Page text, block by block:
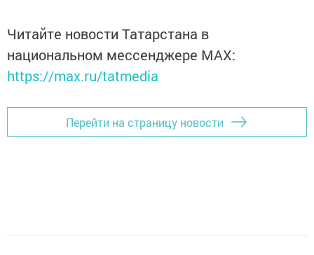
Читайте новости Татарстана в
национальном мессенджере MАХ:
https://max.ru/tatmedia
Перейти на страницу новости